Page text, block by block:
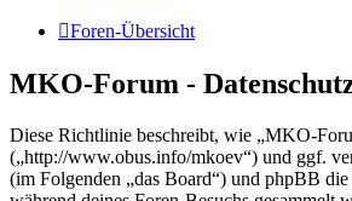
Foren-Übersicht
MKO-Forum -
Diese Richtlinie beschreibt, wie „MKO-
(„http://www.obus.info/mkoev“) und ggf.
(im Folgenden „das Board“) und phpBB